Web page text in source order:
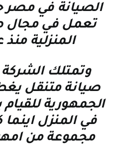
الصيانة في مصر
تعمل في مجال
المنزلية منذ عام
وتمتلك
صيانة متنقل
الجمهورية
في المنزل
مجموعة من